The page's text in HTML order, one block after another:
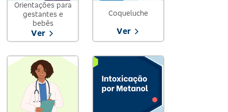
Orientações para
gestantes e
bebês
Ver
Coqueluche
Ver